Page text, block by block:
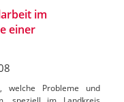
im
einer
welche Probleme und